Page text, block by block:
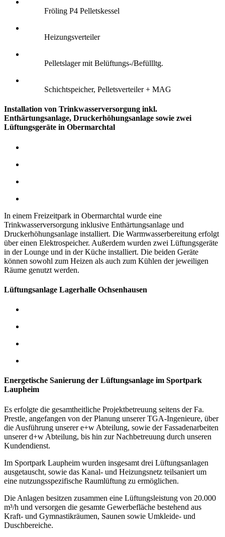
Fröling P4 Pelletskessel
Heizungsverteiler
Pelletslager mit Belüftungs-/Befüllltg.
Schichtspeicher, Pelletsverteiler + MAG
Installation von Trinkwasserversorgung inkl.
Enthärtungsanlage, Druckerhöhungsanlage sowie zwei
Lüftungsgeräte in Obermarchtal
In einem Freizeitpark in Obermarchtal wurde eine
Trinkwasserversorgung inklusive Enthärtungsanlage und
Druckerhöhungsanlage installiert. Die Warmwasserbereitung erfolgt
über einen Elektrospeicher. Außerdem wurden zwei Lüftungsgeräte
in der Lounge und in der Küche installiert. Die beiden Geräte
können sowohl zum Heizen als auch zum Kühlen der jeweiligen
Räume genutzt werden.
Lüftungsanlage Lagerhalle Ochsenhausen
Energetische Sanierung der Lüftungsanlage im Sportpark
Laupheim
Es erfolgte die gesamtheitliche Projektbetreuung seitens der Fa.
Prestle, angefangen von der Planung unserer TGA-Ingenieure, über
die Ausführung unserer e+w Abteilung, sowie der Fassadenarbeiten
unserer d+w Abteilung, bis hin zur Nachbetreuung durch unseren
Kundendienst.
Im Sportpark Laupheim wurden insgesamt drei Lüftungsanlagen
ausgetauscht, sowie das Kanal- und Heizungsnetz teilsaniert um
eine nutzungsspezifische Raumlüftung zu ermöglichen.
Die Anlagen besitzen zusammen eine Lüftungsleistung von 20.000
m³/h und versorgen die gesamte Gewerbefläche bestehend aus
Kraft- und Gymnastikräumen, Saunen sowie Umkleide- und
Duschbereiche.